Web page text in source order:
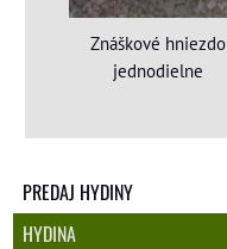
Znáškové hniezdo
jednodielne
PREDAJ HYDINY
HYDINA